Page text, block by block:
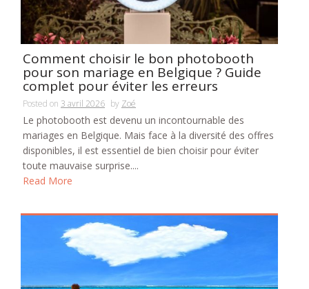
Comment choisir le bon photobooth
pour son mariage en Belgique ? Guide
complet pour éviter les erreurs
Posted on 3 avril 2026 by Zoé
Le photobooth est devenu un incontournable des
mariages en Belgique. Mais face à la diversité des offres
disponibles, il est essentiel de bien choisir pour éviter
toute mauvaise surprise....
Read More